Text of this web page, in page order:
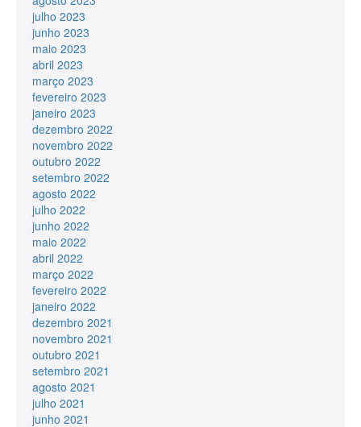
julho 2023
junho 2023
maio 2023
abril 2023
março 2023
fevereiro 2023
janeiro 2023
dezembro 2022
novembro 2022
outubro 2022
setembro 2022
agosto 2022
julho 2022
junho 2022
maio 2022
abril 2022
março 2022
fevereiro 2022
janeiro 2022
dezembro 2021
novembro 2021
outubro 2021
setembro 2021
agosto 2021
julho 2021
junho 2021